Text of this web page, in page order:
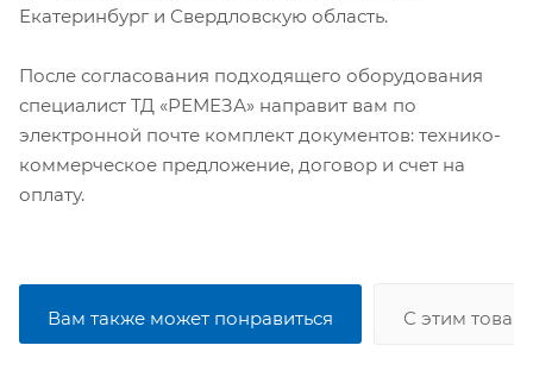
Екатеринбург и Свердловскую область.
После согласования подходящего оборудования
специалист ТД «РЕМЕЗА» направит вам по
электронной почте комплект документов: технико-
коммерческое предложение, договор и счет на
оплату.
Вам также может понравиться С этим